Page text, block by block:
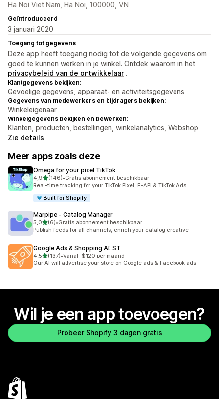
Ha Noi Viet Nam, Ha Noi, 100000, VN
Geïntroduceerd
3 januari 2020
Toegang tot gegevens
Deze app heeft toegang nodig tot de volgende gegevens om
goed te kunnen werken in je winkel. Ontdek waarom in het
privacybeleid van de ontwikkelaar .
Klantgegevens bekijken:
Gevoelige gegevens, apparaat- en activiteitsgegevens
Gegevens van medewerkers en bijdragers bekijken:
Winkeleigenaar
Winkelgegevens bekijken en bewerken:
Klanten, producten, bestellingen, winkelanalytics, Webshop
Zie details
Meer apps zoals deze
Omega for your pixel TikTok
4,9van 5 sterren
(146)
146 recensies in totaal
•Gratis abonnement beschikbaar
Real-time tracking for your TikTok Pixel, E-API & TikTok Ads
Built for Shopify
Marpipe ‑ Catalog Manager
5,0van 5 sterren
(6)
6 recensies in totaal
•Gratis abonnement beschikbaar
Publish feeds for all channels, enrich your catalog creative
Google Ads & Shopping AI: ST
4,5van 5 sterren
(137)
137 recensies in totaal
•Vanaf $120 per maand
Our AI will advertise your store on Google ads & Facebook ads
Wil je een app toevoegen?
Probeer Shopify 3 dagen gratis